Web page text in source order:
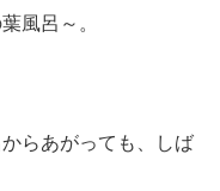
風呂～。
らあがっても、しば